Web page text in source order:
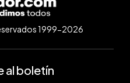
1999-2026
al boletín